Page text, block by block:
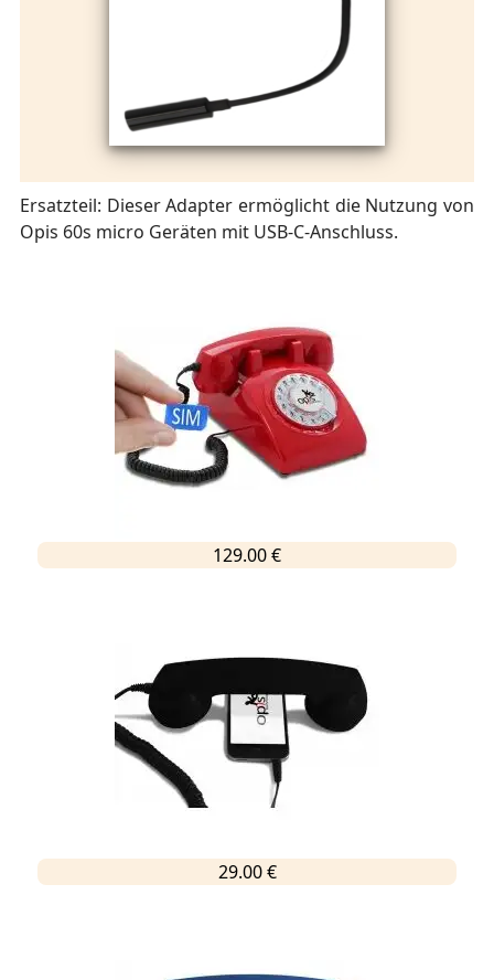
Ersatzteil: Dieser Adapter ermöglicht die Nutzung von
Opis 60s micro Geräten mit USB-C-Anschluss.
129.00 €
29.00 €